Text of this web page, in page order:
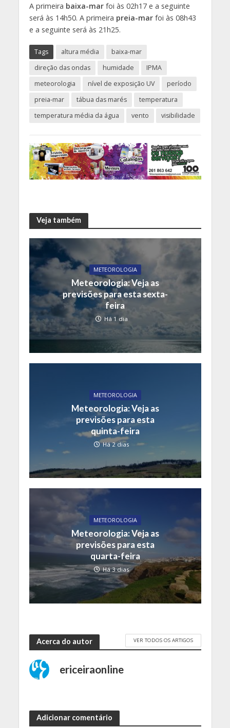
A primeira baixa-marfoi às 02h17 e a seguinte
será às 14h50. A primeira preia-marfoi às 08h43
e a seguinte será às 21h25.
Tags altura média
baixa-mar
direção das ondas
humidade
IPMA
meteorologia
nível de exposição UV
período
preia-mar
tábua das marés
temperatura
temperatura média da água
vento visibilidade
Veja também
METEOROLOGIA
Meteorologia: Veja as
previsões para esta sexta-
feira
Há 1 dia
METEOROLOGIA
Meteorologia: Veja as
previsões para esta
quinta-feira
Há 2 dias
METEOROLOGIA
Meteorologia: Veja as
previsões para esta
quarta-feira
Há 3 dias
Acerca do autor VER TODOS OS ARTIGOS
ericeiraonline
Adicionar comentário